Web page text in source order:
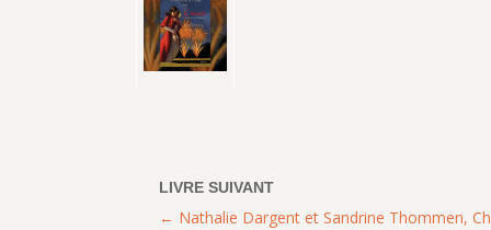
Nathalie Dargent et Sandrine Thommen,